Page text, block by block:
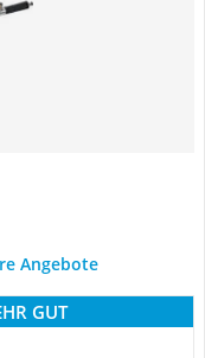
Angebote
GUT